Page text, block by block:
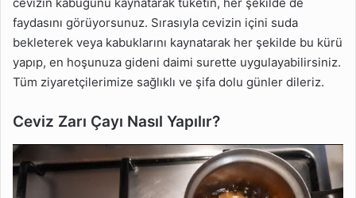
cevizin kabuğunu kaynatarak tüketin, her şekilde de
faydasını görüyorsunuz. Sırasıyla cevizin içini suda
bekleterek veya kabuklarını kaynatarak her şekilde bu kürü
yapıp, en hoşunuza gideni daimi surette uygulayabilirsiniz.
Tüm ziyaretçilerimize sağlıklı ve şifa dolu günler dileriz.
Ceviz Zarı Çayı Nasıl Yapılır?